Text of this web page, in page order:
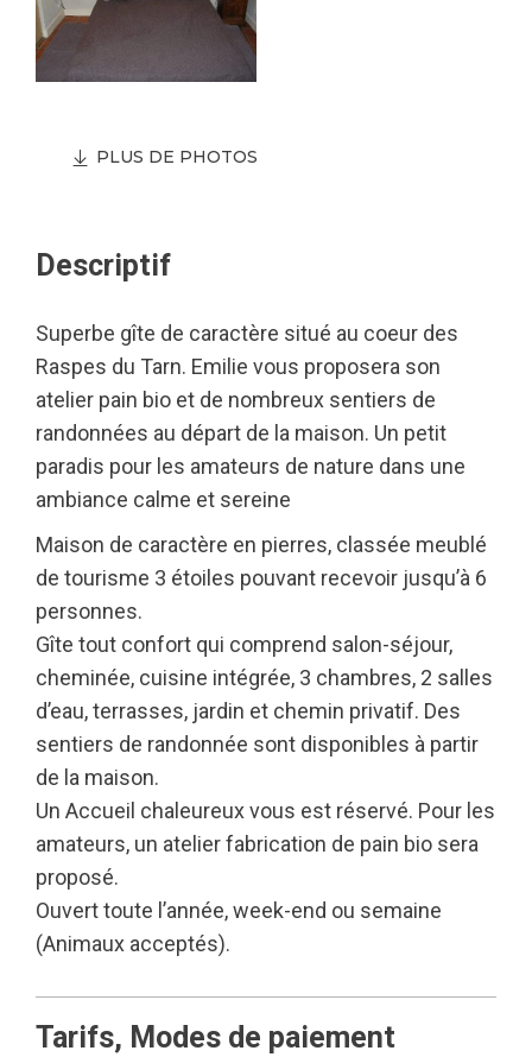
PLUS DE PHOTOS
Descriptif
Superbe gîte de caractère situé au coeur des
Raspes du Tarn. Emilie vous proposera son
atelier pain bio et de nombreux sentiers de
randonnées au départ de la maison. Un petit
paradis pour les amateurs de nature dans une
ambiance calme et sereine
Maison de caractère en pierres, classée meublé
de tourisme 3 étoiles pouvant recevoir jusqu’à 6
personnes.
Gîte tout confort qui comprend salon-séjour,
cheminée, cuisine intégrée, 3 chambres, 2 salles
d’eau, terrasses, jardin et chemin privatif. Des
sentiers de randonnée sont disponibles à partir
de la maison.
Un Accueil chaleureux vous est réservé. Pour les
amateurs, un atelier fabrication de pain bio sera
proposé.
Ouvert toute l’année, week-end ou semaine
(Animaux acceptés).
Tarifs, Modes de paiement